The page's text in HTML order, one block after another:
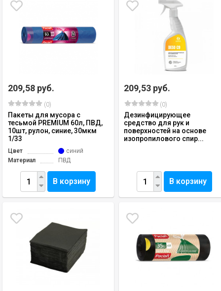
209,58 руб.
(0)
Пакеты для мусора с
тесьмой PREMIUM 60л, ПВД,
10шт, рулон, синие, 30мкм
1/33
Цвет
синий
Материал
ПВД
В корзину
209,53 руб.
(0)
Дезинфицирующее
средство для рук и
поверхностей на основе
изопропилового спир...
В корзину